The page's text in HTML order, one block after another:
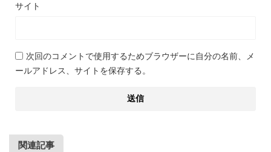
サイト
次回のコメントで使用するためブラウザーに自分の名前、メ
ールアドレス、サイトを保存する。
関連記事